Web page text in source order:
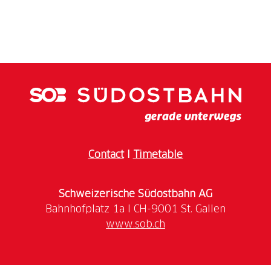
ContactI Timetable
Schweizerische Südostbahn AG
www.sob.ch